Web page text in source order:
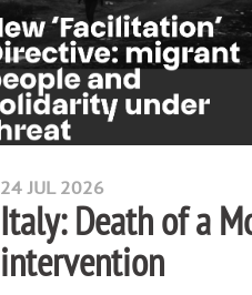
24 JUL 2026
Italy: Death of a
intervention